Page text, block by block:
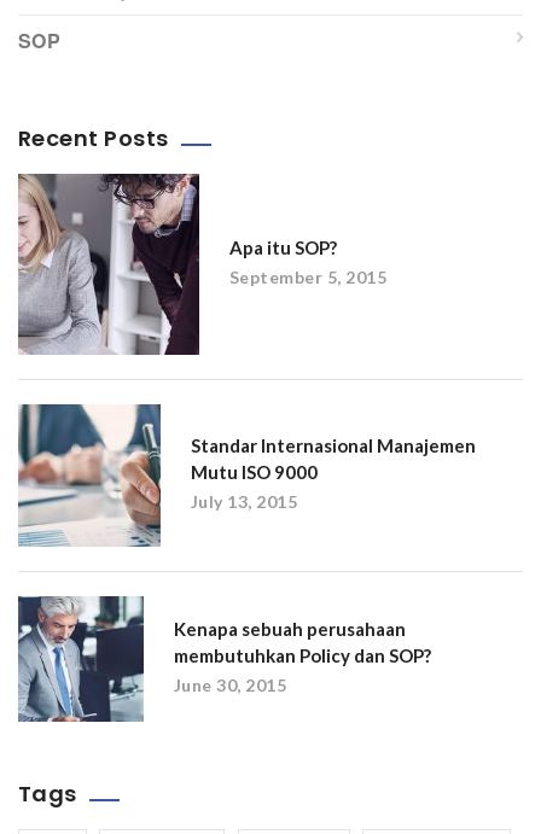
SOP
Recent Posts
Apa itu SOP?
September 5, 2015
Standar Internasional Manajemen
Mutu ISO 9000
July 13, 2015
Kenapa sebuah perusahaan
membutuhkan Policy dan SOP?
June 30, 2015
Tags